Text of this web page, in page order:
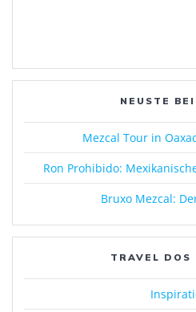
NEUSTE
Mezcal Tour in
Ron Prohibido:
Bruxo Mezcal:
TRAVEL DOS